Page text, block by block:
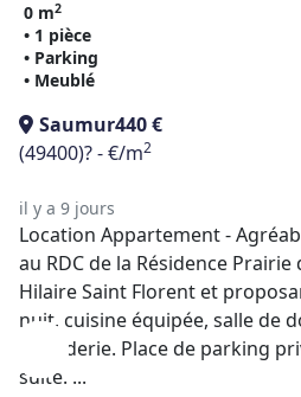
0 m2
• 1 pièce
• Parking
• Meublé
Saumur440 €
(49400)? - €/m2
il y a 9 jours
Location Appartement -
au RDC de la Résidence Prairie
Hilaire Saint Florent et
nuit, cuisine équipée, salle de
buanderie. Place de parking
suite. ...